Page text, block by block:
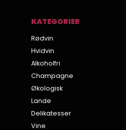
KATEGORIER
Rødvin
Hvidvin
Alkoholfri
Champagne
Økologisk
Lande
Delikatesser
Vine